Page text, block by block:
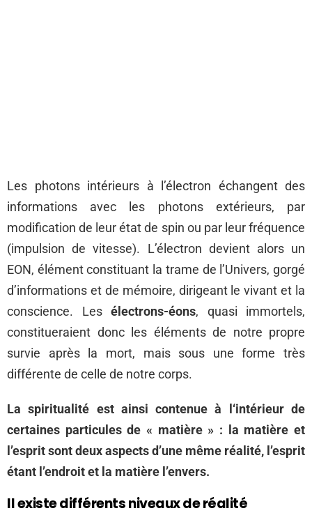
Les photons intérieurs à l’électron échangent des
informations avec les photons extérieurs, par
modification de leur état de spin ou par leur fréquence
(impulsion de vitesse). L’électron devient alors un
EON, élément constituant la trame de l’Univers, gorgé
d’informations et de mémoire, dirigeant le vivant et la
conscience. Les électrons-éons, quasi immortels,
constitueraient donc les éléments de notre propre
survie après la mort, mais sous une forme très
différente de celle de notre corps.
La spiritualité est ainsi contenue à l‘intérieur de
certaines particules de « matière » : la matière et
l’esprit sont deux aspects d’une même réalité, l’esprit
étant l’endroit et la matière l’envers.
Il existe différents niveaux de réalité